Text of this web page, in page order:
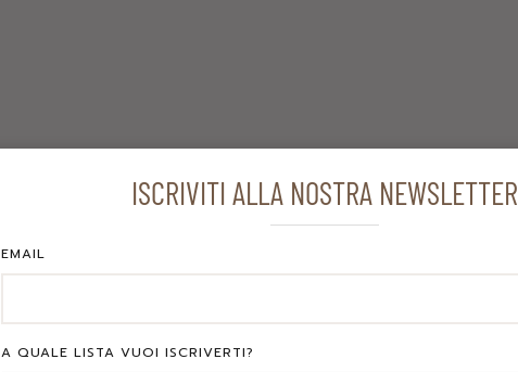
ISCRIVITI ALLA NOSTRA NEWSLETTER
EMAIL
A QUALE LISTA VUOI ISCRIVERTI?